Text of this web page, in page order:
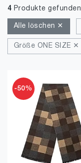
4 Produkte gefunden
Alle löschen ✕
Größe ONE SIZE ✕
-50%